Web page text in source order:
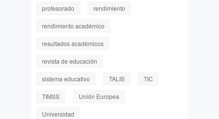
profesorado rendimiento
rendimiento académico
resultados académicos
revista de educación
sistema educativo TALIS TIC
TIMSS Unión Europea
Universidad